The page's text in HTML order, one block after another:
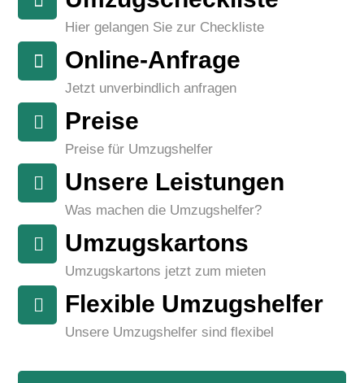
Hier gelangen Sie zur Checkliste
Online-Anfrage
Jetzt unverbindlich anfragen
Preise
Preise für Umzugshelfer
Unsere Leistungen
Was machen die Umzugshelfer?
Umzugskartons
Umzugskartons jetzt zum mieten
Flexible Umzugshelfer
Unsere Umzugshelfer sind flexibel